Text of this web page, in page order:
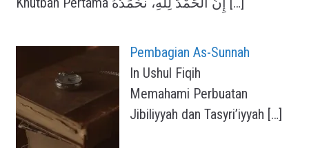
Pembagian As-Sunnah
In Ushul Fiqih
Memahami Perbuatan
Jibiliyyah dan Tasyri’iyyah […]